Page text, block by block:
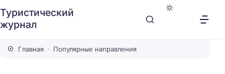
Туристический
журнал
Главная Популярные направления